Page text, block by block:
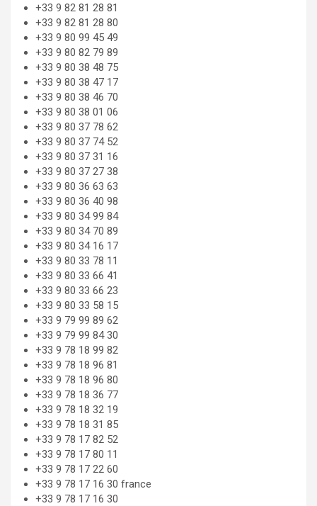
+33 9 82 81 28 81
+33 9 82 81 28 80
+33 9 80 99 45 49
+33 9 80 82 79 89
+33 9 80 38 48 75
+33 9 80 38 47 17
+33 9 80 38 46 70
+33 9 80 38 01 06
+33 9 80 37 78 62
+33 9 80 37 74 52
+33 9 80 37 31 16
+33 9 80 37 27 38
+33 9 80 36 63 63
+33 9 80 36 40 98
+33 9 80 34 99 84
+33 9 80 34 70 89
+33 9 80 34 16 17
+33 9 80 33 78 11
+33 9 80 33 66 41
+33 9 80 33 66 23
+33 9 80 33 58 15
+33 9 79 99 89 62
+33 9 79 99 84 30
+33 9 78 18 99 82
+33 9 78 18 96 81
+33 9 78 18 96 80
+33 9 78 18 36 77
+33 9 78 18 32 19
+33 9 78 18 31 85
+33 9 78 17 82 52
+33 9 78 17 80 11
+33 9 78 17 22 60
+33 9 78 17 16 30 france
+33 9 78 17 16 30